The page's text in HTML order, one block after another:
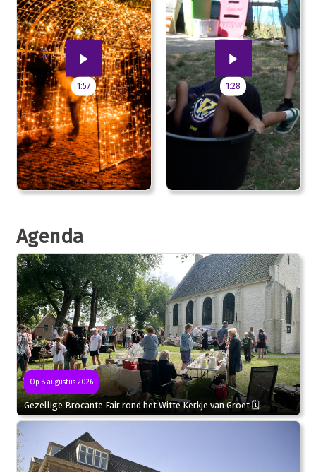
1:57 1:28
Agenda
Op 8 augustus 2026
Gezellige Brocante Fair rond het Witte Kerkje van Groet 🗓